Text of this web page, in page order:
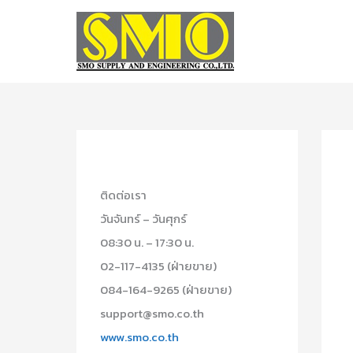
ติดต่อเรา
วันจันทร์ – วันศุกร์
08:30 น. – 17:30 น.
02-117-4135 (ฝ่ายขาย)
084-164-9265 (ฝ่ายขาย)
support@smo.co.th
www.smo.co.th